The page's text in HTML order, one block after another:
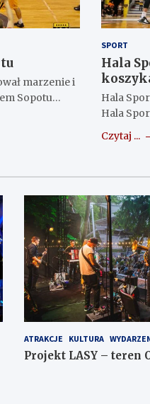
marzenie i
Sopotu…
SPORT
Hala
Hala
Hala
Czytaj ...
ATRAKCJE KULTURA
Projekt LASY – teren